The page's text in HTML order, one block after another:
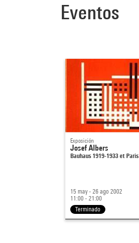
Eventos
Exposición
Josef Albers
Bauhaus 1919-1933 et Paris
15 may - 26 ago 2002
11:00 - 21:00
Terminado